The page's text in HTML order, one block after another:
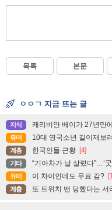
목록 본문
ㅇㅇㄱ 지금 뜨는 글
지식 캐리비안 베이가 27년만
유머 10대 영국소년 길이재보
계층 한국인들 근황 [4]
기타 “기아차가 날 살렸다”…‘굿
유머 이 차이인데도 무료 감?
계층 또 트위치 밴 당했다는 서